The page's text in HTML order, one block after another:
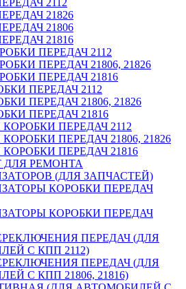
2112
21826
21806
21816
ПЕРЕДАЧ 2112
ПЕРЕДАЧ 21806, 21826
ПЕРЕДАЧ 21816
ПЕРЕДАЧ 2112
ПЕРЕДАЧ 21806, 21826
ПЕРЕДАЧ 21816
ПЕРЕДАЧ 2112
ПЕРЕДАЧ 21806, 21826
ПЕРЕДАЧ 21816
РЕМОНТА
(ДЛЯ ЗАПЧАСТЕЙ)
КОРОБКИ ПЕРЕДАЧ
КОРОБКИ ПЕРЕДАЧ
ПЕРЕДАЧ (ДЛЯ
С КПП 2112)
ПЕРЕДАЧ (ДЛЯ
С КПП 21806, 21816)